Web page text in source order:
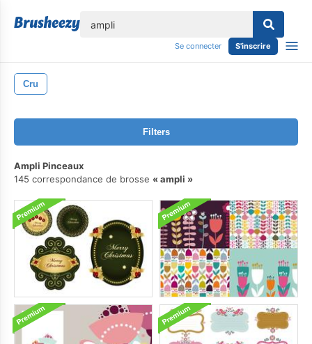
Se connecter S'inscrire
Cru
Filters
Ampli Pinceaux
145 correspondance de brosse
ampli